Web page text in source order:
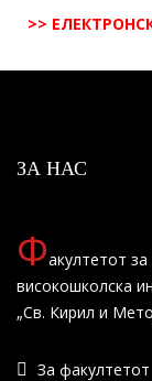
>>
ЗА НАС
Факултетот
високошколска
„Св. Кирил и
За факултетот